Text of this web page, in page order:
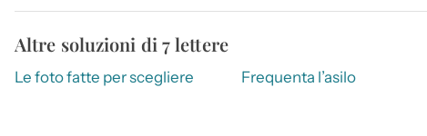
Altre soluzioni di 7 lettere
Le foto fatte per scegliere Frequenta l’asilo